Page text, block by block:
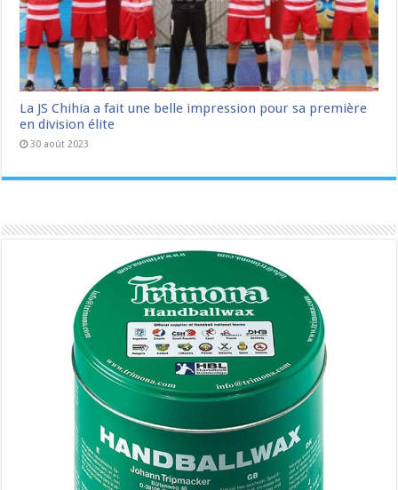
La JS Chihia a fait une belle impression pour sa première
en division élite
30 août 2023